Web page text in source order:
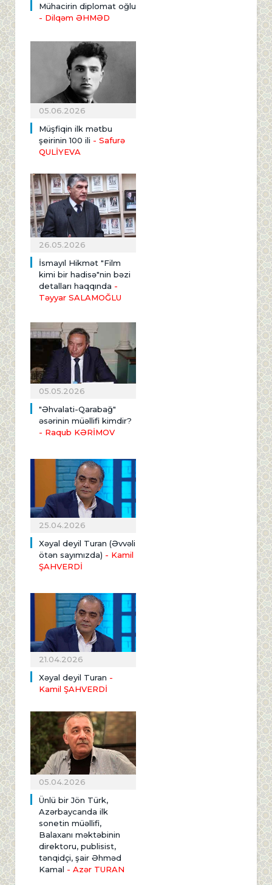
Mühacirin diplomat oğlu
- Dilqəm ƏHMƏD
05.06.2026
Müşfiqin ilk mətbu
şeirinin 100 ili - Safurə
QULİYEVA
26.05.2026
İsmayıl Hikmət "Film
kimi bir hadisə"nin bəzi
detalları haqqında -
Təyyar SALAMOĞLU
05.05.2026
"Əhvalati-Qarabağ"
əsərinin müəllifi kimdir?
- Raqub KƏRİMOV
25.04.2026
Xəyal deyil Turan (Əvvəli
ötən sayımızda) - Kamil
ŞAHVERDİ
21.04.2026
Xəyal deyil Turan -
Kamil ŞAHVERDİ
05.04.2026
Ünlü bir Jön Türk,
Azərbaycanda ilk
sonetin müəllifi,
Balaxanı məktəbinin
direktoru, publisist,
tənqidçi, şair Əhməd
Kamal - Azər TURAN